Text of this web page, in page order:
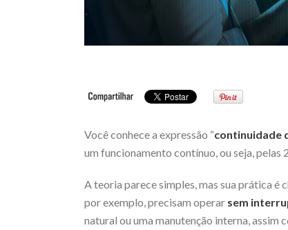
Você conhece a expressão “continuidade
um funcionamento contínuo, ou seja, pelas
A teoria parece simples, mas sua prática é
por exemplo, precisam operar sem
natural ou uma manutenção interna, assim